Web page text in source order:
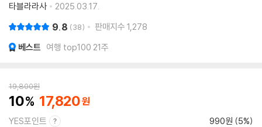
타블라라사
2025.03.17.
9.8 38 판매지수 1,278
베스트 여행 top100 21주
19,800원
10 17,820
YES포인트 990원 (5%)